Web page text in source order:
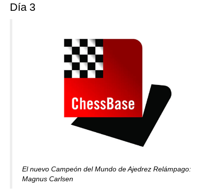
Día 3
El nuevo Campeón del Mundo de Ajedrez Relámpago:
Magnus Carlsen